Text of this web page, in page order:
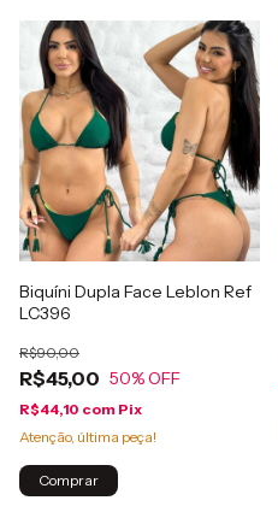
Biquíni Dupla Face Leblon Ref
LC396
R$45,00
R$90,00
50% OFF
R$44,10 com Pix
Atenção, última peça!
Comprar